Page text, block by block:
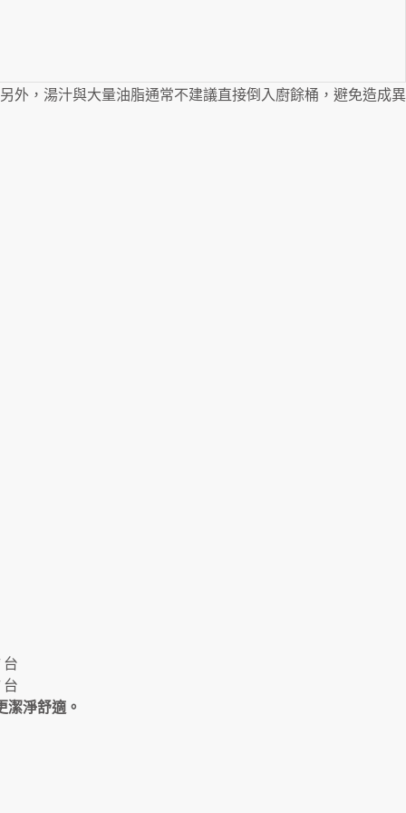
外，湯汁與大量油脂通常不建議直接倒入廚餘桶，避免造成異
台
台
潔淨舒適。